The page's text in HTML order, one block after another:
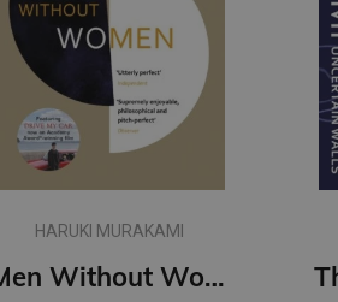
HARUKI MURAKAMI
Men Without Women